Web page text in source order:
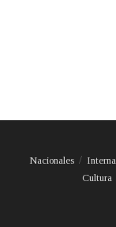
Nacionales
Cultura